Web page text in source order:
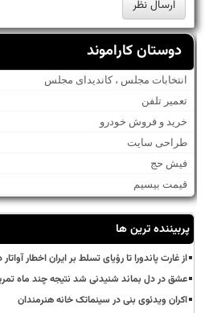
دوستان کاراموند
انتخابات مجلس ، کاندیدای مجلس
تعمیر تلفن
خرید و فروش خودرو
طراحی سایت
فیش حج
قیمت بیسیم
پربیننده ترین ها
از غارت پاندورا تا رؤیای تسلط بر ایران اخطار
عشق در دل بماند شنیدنی شد نتیجه چند ماه
اکران ویدئوی بنی در سینماتک خانه هنرمندان